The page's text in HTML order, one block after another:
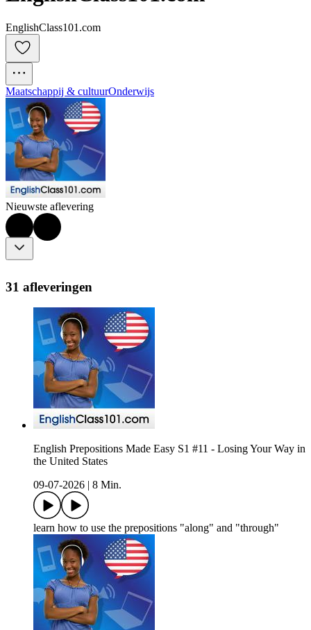
EnglishClass101.com
Maatschappij & cultuurOnderwijs
Nieuwste aflevering
31 afleveringen
English Prepositions Made Easy S1 #11 - Losing Your Way in
the United States
09-07-2026
8 Min.
learn how to use the prepositions "along" and "through"